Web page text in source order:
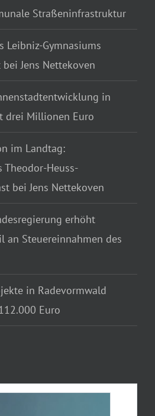
Straßeninfrastruktur
Leibniz-Gymnasiums
bei Jens Nettekoven
in
drei Millionen Euro
im Landtag:
Theodor-Heuss-
bei Jens Nettekoven
erhöht
an Steuereinnahmen des
in Radevormwald
Euro